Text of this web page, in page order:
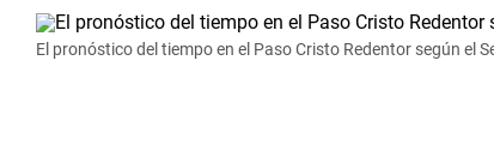
El pronóstico del tiempo en el Paso Cristo Redentor según el